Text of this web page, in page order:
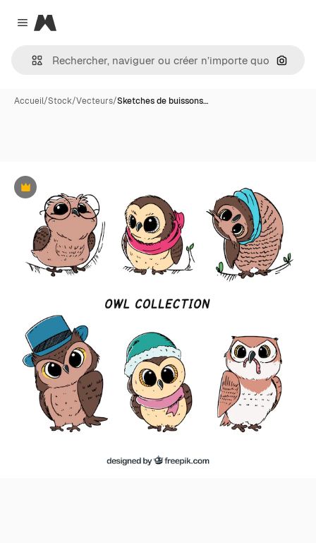
Close menu
Magnific
Accueil/Stock/Vecteurs/Sketches de buissons…
Premium